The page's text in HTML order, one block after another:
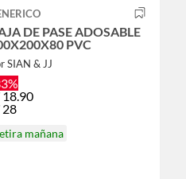
DE PASE ADOSABLE
PVC
SIAN & JJ
18.90
28
mañana